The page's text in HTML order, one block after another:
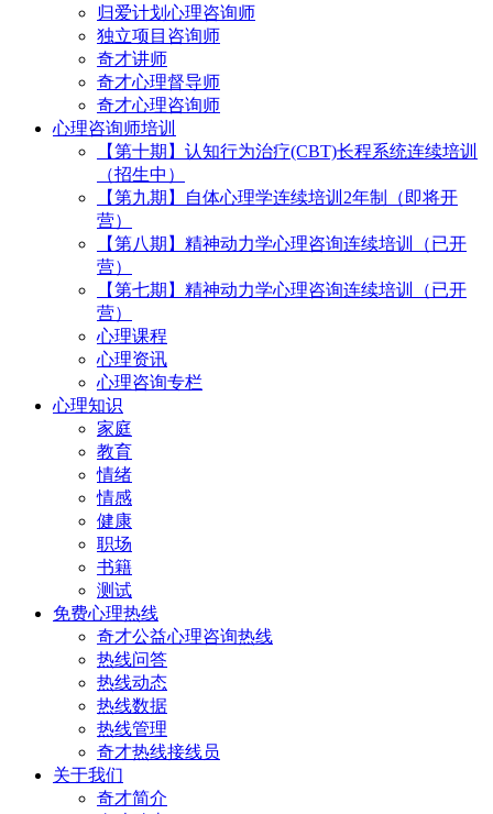
归爱计划心理咨询师
独立项目咨询师
奇才讲师
奇才心理督导师
奇才心理咨询师
心理咨询师培训
【第十期】认知行为治疗(CBT)长程系统连续培训
（招生中）
【第九期】自体心理学连续培训2年制（即将开
营）
【第八期】精神动力学心理咨询连续培训（已开
营）
【第七期】精神动力学心理咨询连续培训（已开
营）
心理课程
心理资讯
心理咨询专栏
心理知识
家庭
教育
情绪
情感
健康
职场
书籍
测试
免费心理热线
奇才公益心理咨询热线
热线问答
热线动态
热线数据
热线管理
奇才热线接线员
关于我们
奇才简介